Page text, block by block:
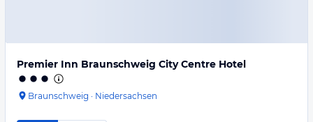
Premier Inn Braunschweig City Centre Hotel
Braunschweig · Niedersachsen